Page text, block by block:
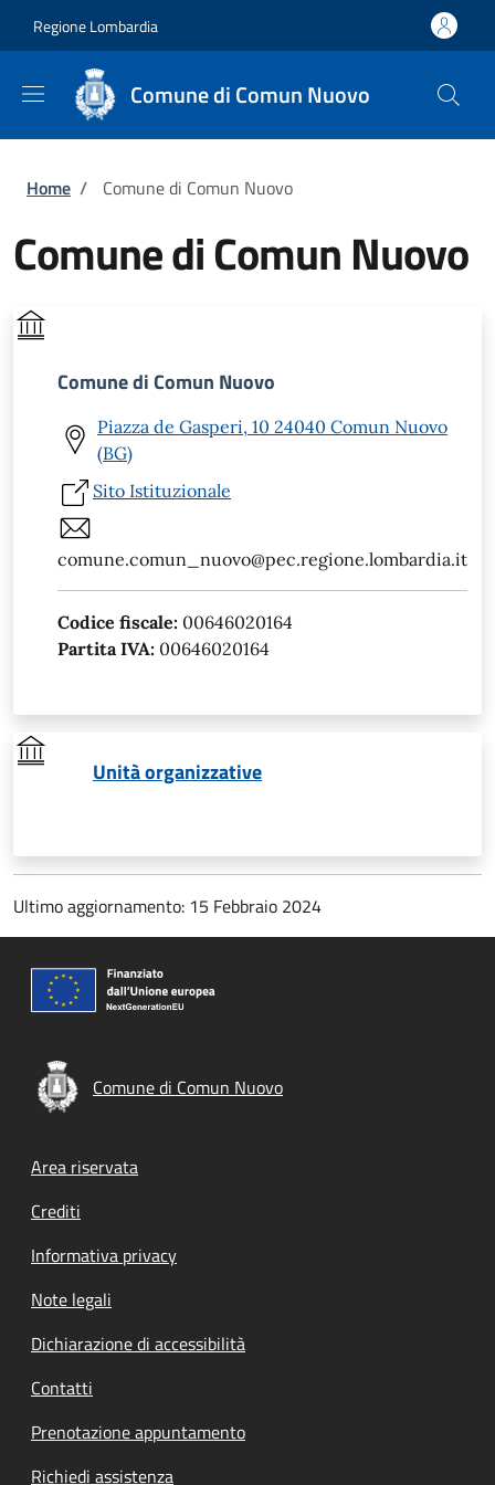
Regione Lombardia
Comune di Comun Nuovo
Briciole di pane
Home / Comune di Comun Nuovo
Comune di Comun Nuovo
Comune di Comun Nuovo
Piazza de Gasperi, 10 24040 Comun Nuovo
(BG)
Sito Istituzionale
comune.comun_nuovo@pec.regione.lombardia.it
Codice fiscale: 00646020164
Partita IVA: 00646020164
Unità organizzative
Ultimo aggiornamento: 15 Febbraio 2024
Comune di Comun Nuovo
Footer menu
Area riservata
Crediti
Informativa privacy
Note legali
Dichiarazione di accessibilità
Contatti
Prenotazione appuntamento
Richiedi assistenza